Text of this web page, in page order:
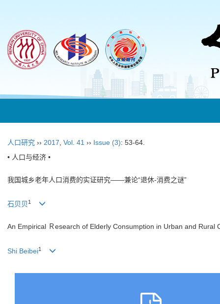
人口研究 ›› 2017 Vol. 41 ›› Issue (3): 53-64.
• 人口与经济 •
我国城乡老年人口消费的实证研究——兼论“退休-消费之谜”
石贝贝 1
An Empirical Ｒesearch of Elderly Consumption in Urban and Rural
Shi Beibei1